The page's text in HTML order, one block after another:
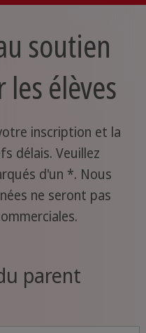
soutien
élèves
inscription et la
délais. Veuillez
d'un *. Nous
ne seront pas
parent